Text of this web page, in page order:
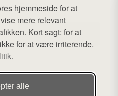
hjemmeside for at
mere relevant
Kort sagt: for at
for at være irriterende.
alle
559,00 kr
Køb her